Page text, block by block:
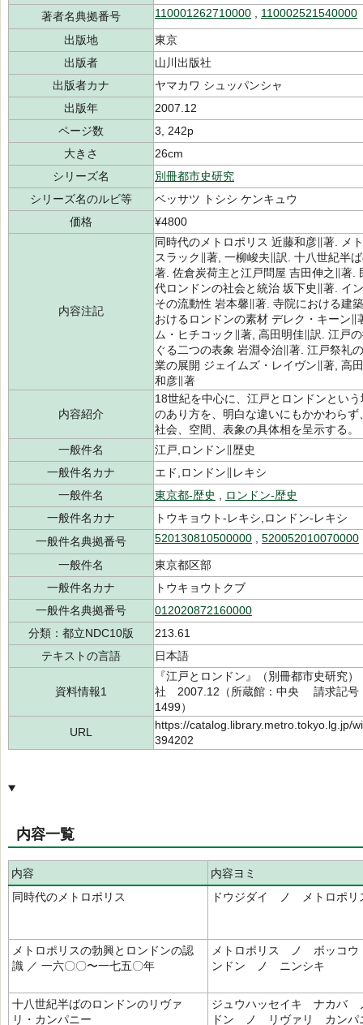
著者名典拠番号
110001262710000 110002521540000
出版地
東京
出版者
山川出版社
出版者カナ
ヤマカワ シュッパンシャ
出版年
2007.12
ページ数
3, 242p
大きさ
26cm
シリーズ名
別冊都市史研究
シリーズ名のルビ等
ベッサツ トシシ ケンキュウ
価格
¥4800
内容注記
同時代のメトロポリス 近藤和彦∥著. メ
スラック∥著, 一柳峻夫∥訳. 十八世紀半
著. 佐倉炭荷主と江戸問屋 吉田伸之∥著.
代ロンドンの社会と統治 坂下史∥著. イ
その流動性 岩本馨∥著. 寺院における建
おけるロンドンの素材 デレク・キーン
ム・ヒチコック∥著, 高田明佳∥訳. 江戸
ぐる二つの表象 岩淵令治∥著. 江戸祭礼
業の展開 ジェイムズ・レイヴン∥著, 高
和彦∥著
内容紹介
18世紀を中心に、江戸とロンドンとい
のあり方を、明白な違いにもかかわら
社会、空間、表象の具体相を呈示する。
一般件名
江戸,ロンドン∥歴史
一般件名カナ
エド,ロンドン∥レキシ
一般件名
東京都-歴史
ロンドン-歴史
一般件名カナ
トウキョウト-レキシ,ロンドン-レキシ
一般件名典拠番号
520130810500000 520052010070000
一般件名
東京都区部
一般件名カナ
トウキョウトクブ
一般件名典拠番号
012020872160000
分類：都立NDC10版
213.61
テキストの言語
日本語
資料情報1
『江戸とロンドン』（別冊都市史研
社 2007.12（所蔵館：中央 請求記号
1499）
URL
https://catalog.library.metro.tokyo.lg.jp/
394202
内容一覧
内容
内容ヨミ
同時代のメトロポリス
ドウジダイ ノ メトロポリ
メトロポリスの勃興とロンドンの認
識 ／ 一六〇〇〜一七五〇年
メトロポリス ノ ボッコ
ンドン ノ ニンシキ
十八世紀半ばのロンドンのリヴァ
リ・カンパニー
ジュウハッセイキ ナカバ
ドン ノ リヴァリ カンパ